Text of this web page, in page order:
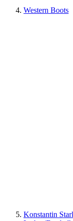
Western Boots
Konstantin